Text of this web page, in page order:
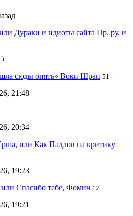
Дураки и идиоты сайта Пр. ру, и
сюды опять» Воки Шрап 51
21:48
20:34
или Как Падлов на критику
19:23
Спасибо тебе, Фомич 12
19:21